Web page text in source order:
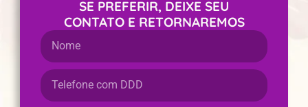
SE PREFERIR, DEIXE SEU
CONTATO E RETORNAREMOS